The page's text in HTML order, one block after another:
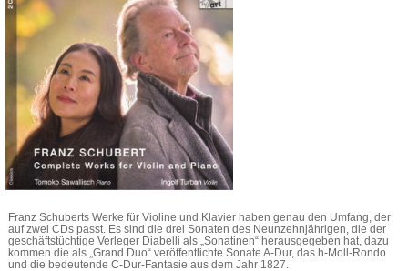
Franz Schuberts Werke für Violine und Klavier haben genau den Umfang, der
auf zwei CDs passt. Es sind die drei Sonaten des Neunzehnjährigen, die der
geschäftstüchtige Verleger Diabelli als „Sonatinen“ herausgegeben hat, dazu
kommen die als „Grand Duo“ veröffentlichte Sonate A-Dur, das h-Moll-Rondo
und die bedeutende C-Dur-Fantasie aus dem Jahr 1827.